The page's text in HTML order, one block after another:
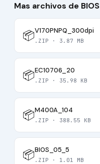
Mas archivos de BIOS
📦V170PNPQ_300dpi
.ZIP · 3.87 MB
📦EC10706_20
.ZIP · 35.98 KB
📦M400A_104
.ZIP · 388.55 KB
📦BIOS_05_5
.ZIP · 1.01 MB